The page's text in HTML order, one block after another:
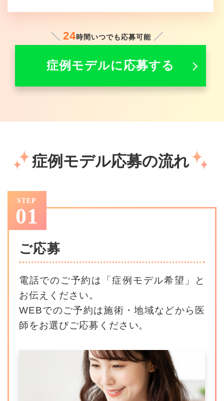
24時間いつでも応募可能
症例モデルに応募する
症例モデル応募の流れ
STEP
01
ご応募
電話でのご予約は「症例モデル希望」と
お伝えください。
WEBでのご予約は施術・地域などから医
師をお選びご応募ください。